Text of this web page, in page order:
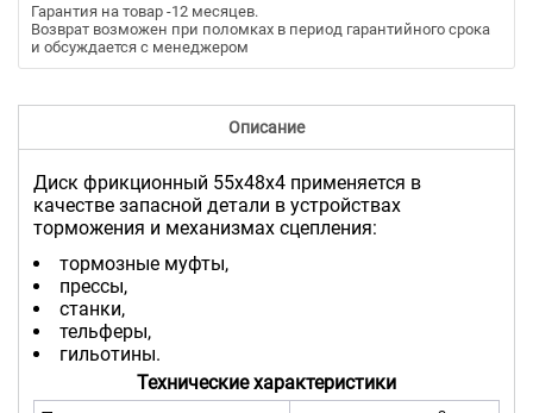
Гарантия на товар -12 месяцев.
Возврат возможен при поломках в период гарантийного срока
и обсуждается с менеджером
Описание
Диск фрикционный 55х48х4 применяется в
качестве запасной детали в устройствах
торможения и механизмах сцепления:
тормозные муфты,
прессы,
станки,
тельферы,
гильотины.
Технические характеристики